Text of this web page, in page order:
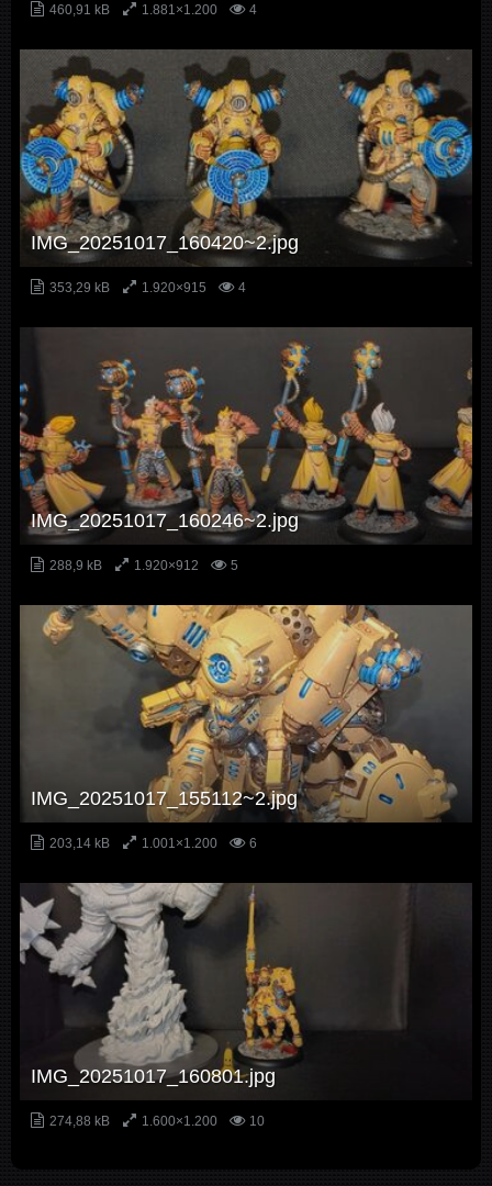
460,91 kB 1.881×1.200 4
IMG_20251017_160420~2.jpg
353,29 kB 1.920×915 4
IMG_20251017_160246~2.jpg
288,9 kB 1.920×912 5
IMG_20251017_155112~2.jpg
203,14 kB 1.001×1.200 6
IMG_20251017_160801.jpg
274,88 kB 1.600×1.200 10